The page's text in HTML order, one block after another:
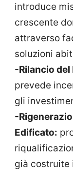
introduce
crescente
attraverso
soluzioni
-Rilancio
prevede
gli
-
Edificato:
già costruite